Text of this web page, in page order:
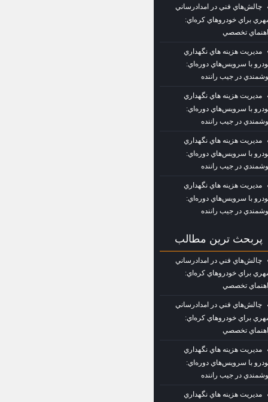
چالش‌هاي فني در امدادرساني
براي خودروهاي كره‌اي:
تخصصي
مديريت هزينه‌ هاي نگهداري
با سرويس‌هاي دوره‌اي:
در جيب راننده
مديريت هزينه‌ هاي نگهداري
با سرويس‌هاي دوره‌اي:
در جيب راننده
مديريت هزينه‌ هاي نگهداري
با سرويس‌هاي دوره‌اي:
در جيب راننده
مديريت هزينه‌ هاي نگهداري
با سرويس‌هاي دوره‌اي:
در جيب راننده
پربحث ترين مطالب
چالش‌هاي فني در امدادرساني
براي خودروهاي كره‌اي:
تخصصي
چالش‌هاي فني در امدادرساني
براي خودروهاي كره‌اي:
تخصصي
مديريت هزينه‌ هاي نگهداري
با سرويس‌هاي دوره‌اي:
در جيب راننده
مديريت هزينه‌ هاي نگهداري